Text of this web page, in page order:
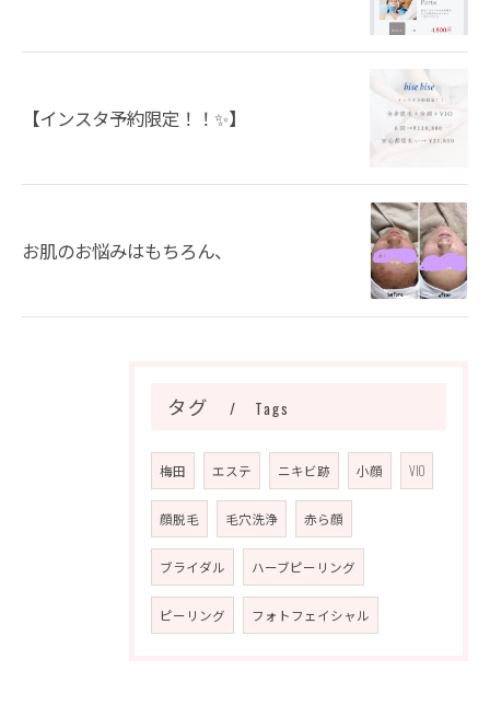
【インスタ予約限定！！✨】
お肌のお悩みはもちろん、
タグ Tags
梅田 エステ ニキビ跡 小顔 VIO
顔脱毛 毛穴洗浄 赤ら顔
ブライダル ハーブピーリング
ピーリング フォトフェイシャル